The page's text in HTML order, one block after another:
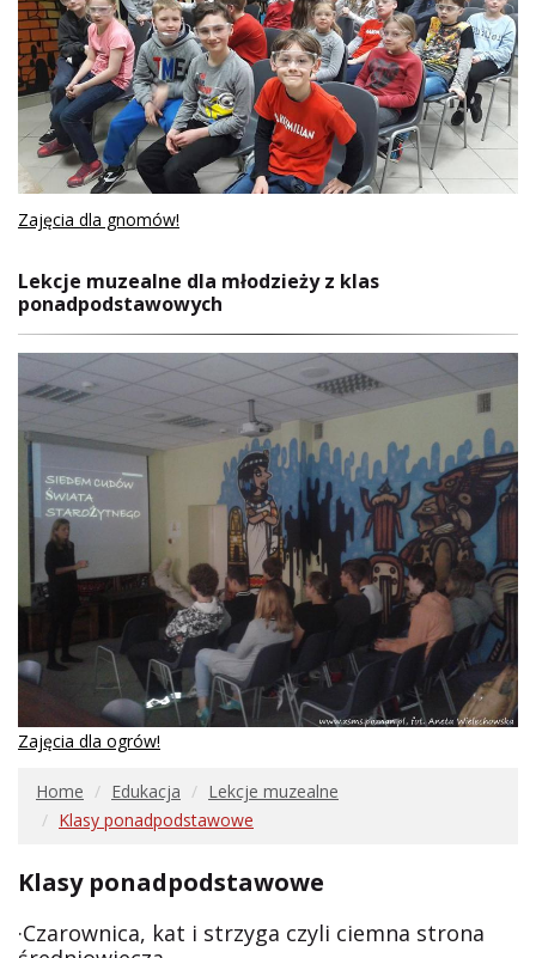
Zajęcia dla gnomów!
Lekcje muzealne dla młodzieży z klas
ponadpodstawowych
Zajęcia dla ogrów!
Home Edukacja
Lekcje muzealne
Klasy ponadpodstawowe
Klasy ponadpodstawowe
·Czarownica, kat i strzyga czyli ciemna strona